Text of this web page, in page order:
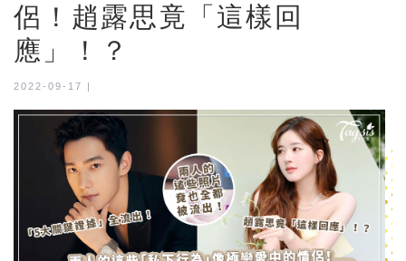
侶！趙露思竟「這樣回
應」！？
2022-09-17 |